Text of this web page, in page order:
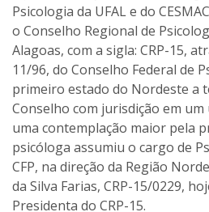
Psicologia da UFAL e do
o Conselho Regional de
Alagoas, com a sigla: CRP-15,
11/96, do Conselho Federal de
primeiro estado do Nordeste a
Conselho com jurisdição em um
uma contemplação maior pela
psicóloga assumiu o cargo de
CFP, na direção da Região
da Silva Farias, CRP-15/0229,
Presidenta do CRP-15.